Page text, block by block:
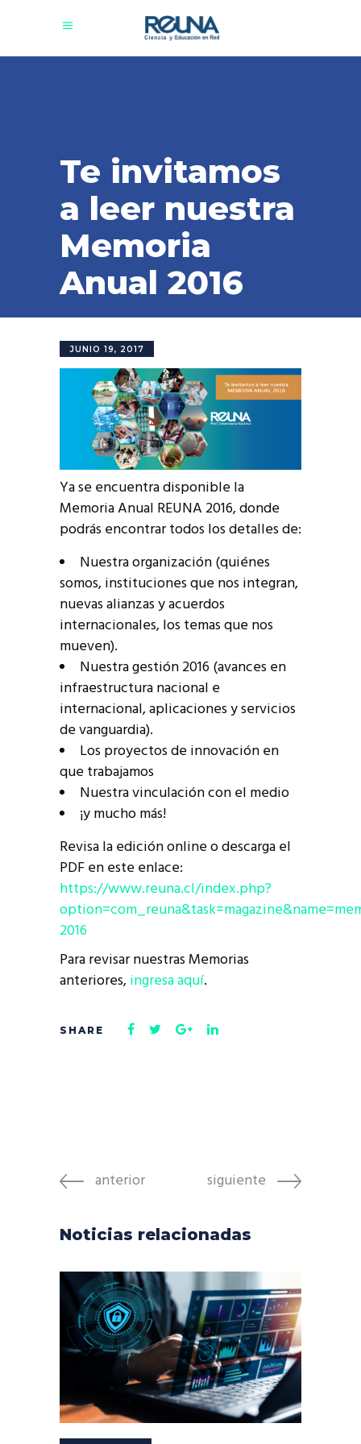
Te invitamos
a leer nuestra
Memoria
Anual 2016
JUNIO 19, 2017
Ya se encuentra disponible la
Memoria Anual REUNA 2016, donde
podrás encontrar todos los detalles de:
Nuestra organización (quiénes
somos, instituciones que nos integran,
nuevas alianzas y acuerdos
internacionales, los temas que nos
mueven).
Nuestra gestión 2016 (avances en
infraestructura nacional e
internacional, aplicaciones y servicios
de vanguardia).
Los proyectos de innovación en
que trabajamos
Nuestra vinculación con el medio
¡y mucho más!
Revisa la edición online o descarga el
PDF en este enlace:
https://www.reuna.cl/index.php?
2016
Para revisar nuestras Memorias
anteriores,ingresa aquí.
anterior siguiente
Noticias relacionadas